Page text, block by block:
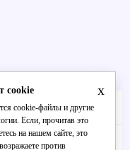
x
cookie
cookie-файлы и другие
Если, прочитав это
на нашем сайте, это
против